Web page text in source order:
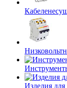
Изделия